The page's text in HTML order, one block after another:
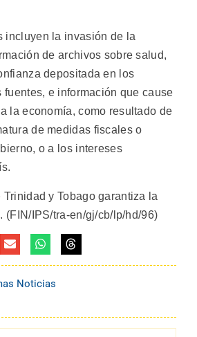
incluyen la invasión de la
de archivos sobre salud,
depositada en los
fuentes, e información que cause
la economía, como resultado de
de medidas fiscales o
o a los intereses
Trinidad y Tobago garantiza la
(FIN/IPS/tra-en/gj/cb/lp/hd/96)
Noticias